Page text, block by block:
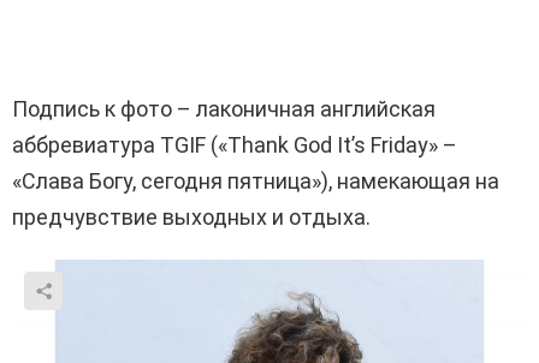
Подпись к фото – лаконичная английская
аббревиатура TGIF («Thank God It’s Friday» –
«Слава Богу, сегодня пятница»), намекающая на
предчувствие выходных и отдыха.